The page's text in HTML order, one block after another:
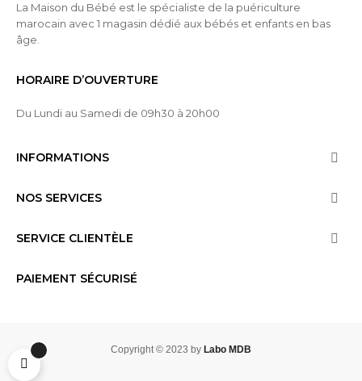
La Maison du Bébé est le spécialiste de la puériculture
marocain avec 1 magasin dédié aux bébés et enfants en bas
âge.
HORAIRE D’OUVERTURE
Du Lundi au Samedi de 09h30 à 20h00
INFORMATIONS 
NOS SERVICES 
SERVICE CLIENTÈLE 
PAIEMENT SÉCURISÉ
Copyright © 2023 by Labo MDB